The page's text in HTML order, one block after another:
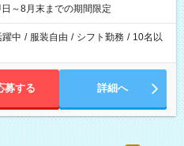
～8月末までの期間限定
中 / 服装自由 / シフト勤務 / 10名以
募する 詳細へ